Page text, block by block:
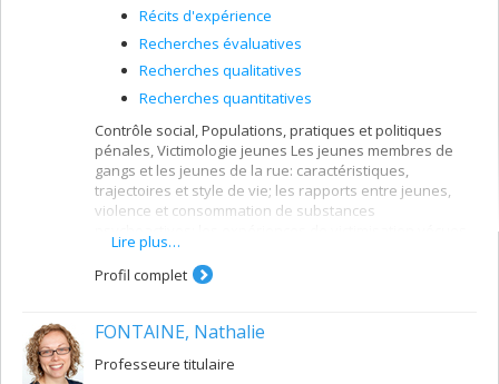
Récits d'expérience
Recherches évaluatives
Recherches qualitatives
Recherches quantitatives
Contrôle social, Populations, pratiques et politiques
pénales, Victimologie jeunes Les jeunes membres de
gangs et les jeunes de la rue: caractéristiques,
trajectoires et style de vie; les rapports entre jeunes,
violence et consommation de substances
par les jeunes membres de gangs et les jeunes de la
rue, les filles en particulier.
Lire plus…
Profil complet
FONTAINE, Nathalie
Professeure titulaire